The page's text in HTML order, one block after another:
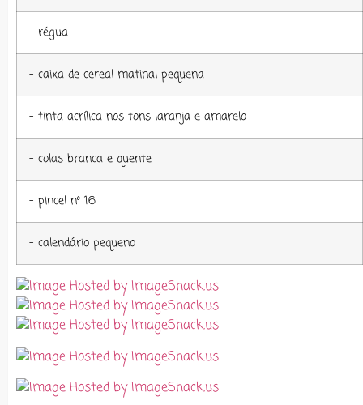
– régua
– caixa de cereal matinal pequena
– tinta acrílica nos tons laranja e amarelo
– colas branca e quente
– pincel nº 16
– calendário pequeno